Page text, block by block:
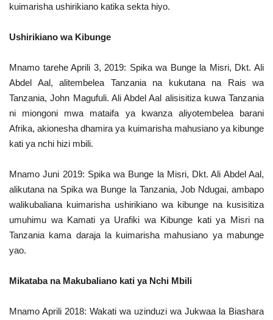
kuimarisha ushirikiano katika sekta hiyo.
Ushirikiano wa Kibunge
Mnamo tarehe Aprili 3, 2019: Spika wa Bunge la Misri, Dkt. Ali
Abdel Aal, alitembelea Tanzania na kukutana na Rais wa
Tanzania, John Magufuli. Ali Abdel Aal alisisitiza kuwa Tanzania
ni miongoni mwa mataifa ya kwanza aliyotembelea barani
Afrika, akionesha dhamira ya kuimarisha mahusiano ya kibunge
kati ya nchi hizi mbili.
Mnamo Juni 2019: Spika wa Bunge la Misri, Dkt. Ali Abdel Aal,
alikutana na Spika wa Bunge la Tanzania, Job Ndugai, ambapo
walikubaliana kuimarisha ushirikiano wa kibunge na kusisitiza
umuhimu wa Kamati ya Urafiki wa Kibunge kati ya Misri na
Tanzania kama daraja la kuimarisha mahusiano ya mabunge
yao.
Mikataba na Makubaliano kati ya Nchi Mbili
Mnamo Aprili 2018: Wakati wa uzinduzi wa Jukwaa la Biashara